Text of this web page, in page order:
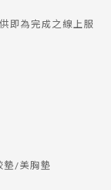
即為完成之線上服
墊/美胸墊